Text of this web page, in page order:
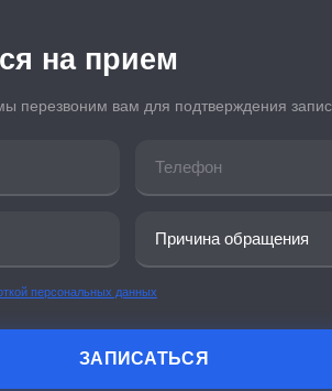
на прием
перезвоним вам для подтверждения
персональных данных
ЗАПИСАТЬСЯ